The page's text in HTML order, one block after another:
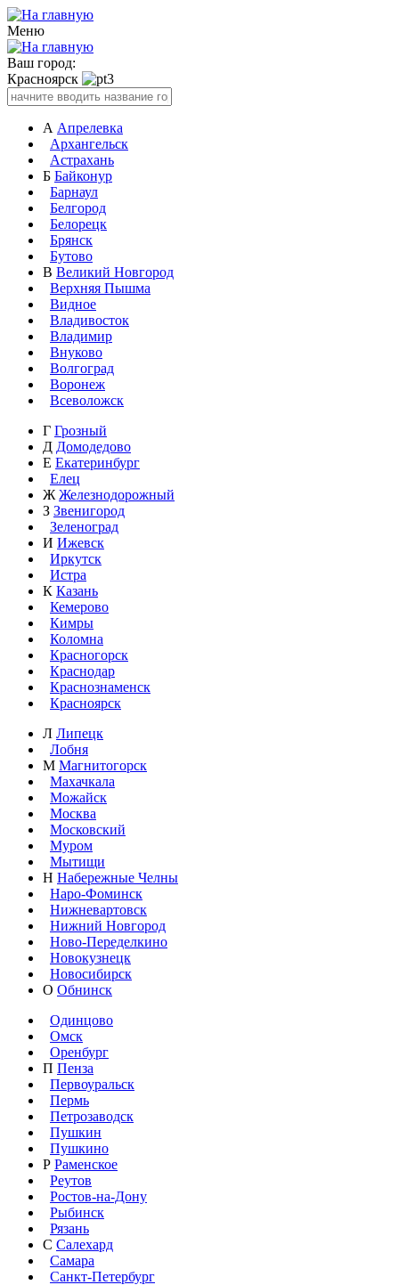
Меню
Ваш город:
Красноярск
А Апрелевка
Архангельск
Астрахань
Б Байконур
Барнаул
Белгород
Белорецк
Брянск
Бутово
В Великий Новгород
Верхняя Пышма
Видное
Владивосток
Владимир
Внуково
Волгоград
Воронеж
Всеволожск
Г Грозный
Д Домодедово
Е Екатеринбург
Елец
Ж Железнодорожный
З Звенигород
Зеленоград
И Ижевск
Иркутск
Истра
К Казань
Кемерово
Кимры
Коломна
Красногорск
Краснодар
Краснознаменск
Красноярск
Л Липецк
Лобня
М Магнитогорск
Махачкала
Можайск
Москва
Московский
Муром
Мытищи
Н Набережные Челны
Наро-Фоминск
Нижневартовск
Нижний Новгород
Ново-Переделкино
Новокузнецк
Новосибирск
О Обнинск
Одинцово
Омск
Оренбург
П Пенза
Первоуральск
Пермь
Петрозаводск
Пушкин
Пушкино
Р Раменское
Реутов
Ростов-на-Дону
Рыбинск
Рязань
С Салехард
Самара
Санкт-Петербург